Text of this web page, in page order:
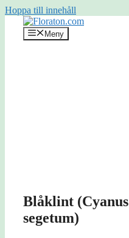
Hoppa till innehåll
Meny
Blåklint (Cyanus
segetum)